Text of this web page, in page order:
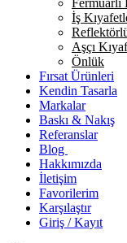
İş
Aşçı
Önlük
Fırsat Ürünleri
Kendin Tasarla
Markalar
Baskı & Nakış
Referanslar
Blog
Hakkımızda
İletişim
Favorilerim
Karşılaştır
Giriş / Kayıt